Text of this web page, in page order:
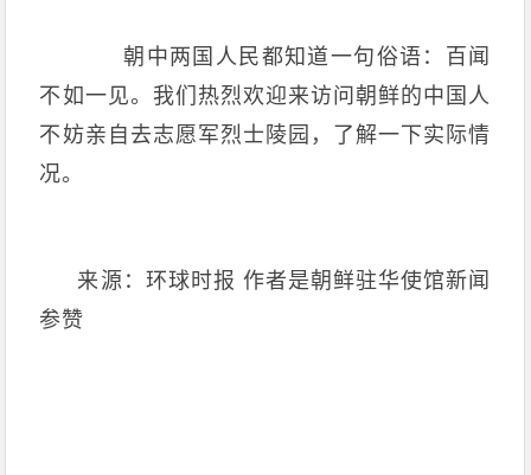
朝中两国人民都知道一句俗语：百闻
不如一见。我们热烈欢迎来访问朝鲜的中国人
不妨亲自去志愿军烈士陵园，了解一下实际情
况。
来源：环球时报 作者是朝鲜驻华使馆新闻
参赞